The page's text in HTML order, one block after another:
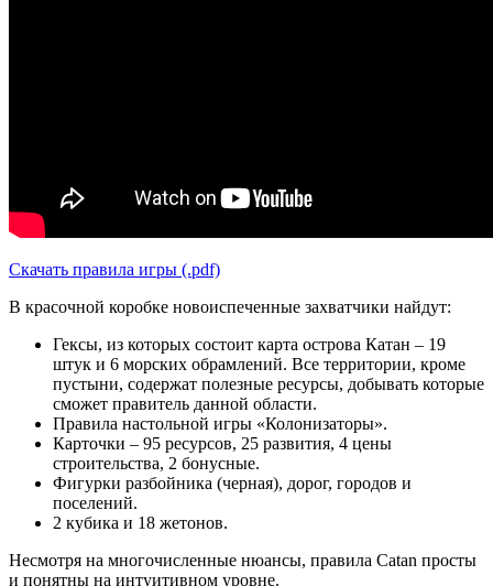
Скачать правила игры (.pdf)
В красочной коробке новоиспеченные захватчики найдут:
Гексы, из которых состоит карта острова Катан – 19
штук и 6 морских обрамлений. Все территории, кроме
пустыни, содержат полезные ресурсы, добывать которые
сможет правитель данной области.
Правила настольной игры «Колонизаторы».
Карточки – 95 ресурсов, 25 развития, 4 цены
строительства, 2 бонусные.
Фигурки разбойника (черная), дорог, городов и
поселений.
2 кубика и 18 жетонов.
Несмотря на многочисленные нюансы, правила Catan просты
и понятны на интуитивном уровне.